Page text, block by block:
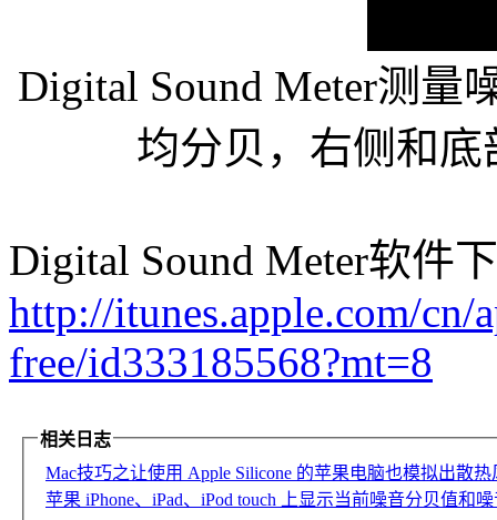
Digital Sound Meter测量
均分贝，右侧和
Digital Sound Meter软件
http://itunes.apple.com/cn/
free/id333185568?mt=8
相关日志
Mac技巧之让使用 Apple Silicone 的苹果电脑也模拟出散热
苹果 iPhone、iPad、iPod touch 上显示当前噪音分贝值和